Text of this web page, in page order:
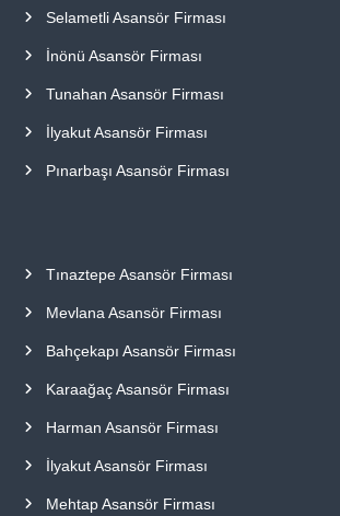
Selametli Asansör Firması
İnönü Asansör Firması
Tunahan Asansör Firması
İlyakut Asansör Firması
Pınarbaşı Asansör Firması
Tınaztepe Asansör Firması
Mevlana Asansör Firması
Bahçekapı Asansör Firması
Karaağaç Asansör Firması
Harman Asansör Firması
İlyakut Asansör Firması
Mehtap Asansör Firması